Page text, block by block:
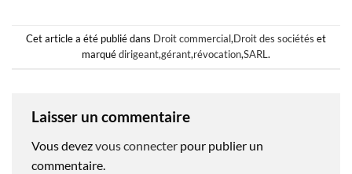
Cet article a été publié dans Droit commercial,Droit des sociétés et
marquédirigeant,gérant,révocation,SARL .
Laisser un commentaire
Vous devezvous connecter pour publier un
commentaire.